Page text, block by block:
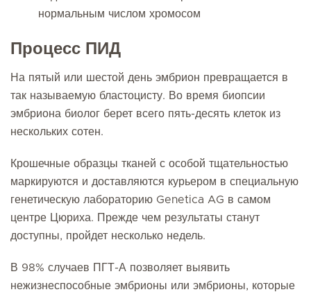
нормальным числом хромосом
Процесс ПИД
На пятый или шестой день эмбрион превращается в
так называемую бластоцисту. Во время биопсии
эмбриона биолог берет всего пять-десять клеток из
нескольких сотен.
Крошечные образцы тканей с особой тщательностью
маркируются и доставляются курьером в специальную
генетическую лабораторию Genetica AG в самом
центре Цюриха. Прежде чем результаты станут
доступны, пройдет несколько недель.
В 98% случаев ПГТ-А позволяет выявить
нежизнеспособные эмбрионы или эмбрионы, которые